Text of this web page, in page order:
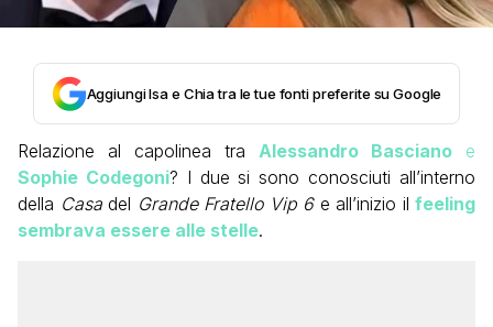
Aggiungi Isa e Chia tra le tue fonti preferite su Google
Relazione al capolinea tra Alessandro Basciano e
Sophie Codegoni? I due si sono conosciuti all’interno
della Casadel Grande Fratello Vip 6e all’inizio il feeling
sembrava essere alle stelle.